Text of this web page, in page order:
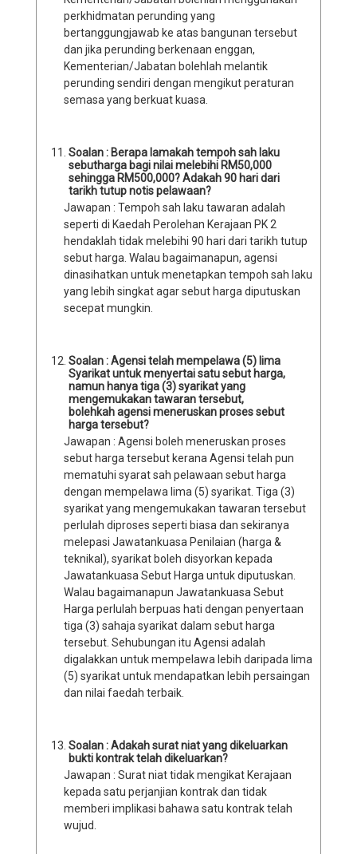
perkhidmatan perunding yang
bertanggungjawab ke atas bangunan tersebut
dan jika perunding berkenaan enggan,
Kementerian/Jabatan bolehlah melantik
perunding sendiri dengan mengikut peraturan
semasa yang berkuat kuasa.
Soalan : Berapa lamakah tempoh sah laku
sebutharga bagi nilai melebihi RM50,000
sehingga RM500,000? Adakah 90 hari dari
tarikh tutup notis pelawaan?
Jawapan : Tempoh sah laku tawaran adalah
seperti di Kaedah Perolehan Kerajaan PK 2
hendaklah tidak melebihi 90 hari dari tarikh tutup
sebut harga. Walau bagaimanapun, agensi
dinasihatkan untuk menetapkan tempoh sah laku
yang lebih singkat agar sebut harga diputuskan
secepat mungkin.
Soalan : Agensi telah mempelawa (5) lima
Syarikat untuk menyertai satu sebut harga,
namun hanya tiga (3) syarikat yang
mengemukakan tawaran tersebut,
bolehkah agensi meneruskan proses sebut
harga tersebut?
Jawapan : Agensi boleh meneruskan proses
sebut harga tersebut kerana Agensi telah pun
mematuhi syarat sah pelawaan sebut harga
dengan mempelawa lima (5) syarikat. Tiga (3)
syarikat yang mengemukakan tawaran tersebut
perlulah diproses seperti biasa dan sekiranya
melepasi Jawatankuasa Penilaian (harga &
teknikal), syarikat boleh disyorkan kepada
Jawatankuasa Sebut Harga untuk diputuskan.
Walau bagaimanapun Jawatankuasa Sebut
Harga perlulah berpuas hati dengan penyertaan
tiga (3) sahaja syarikat dalam sebut harga
tersebut. Sehubungan itu Agensi adalah
digalakkan untuk mempelawa lebih daripada lima
(5) syarikat untuk mendapatkan lebih persaingan
dan nilai faedah terbaik.
Soalan : Adakah surat niat yang dikeluarkan
bukti kontrak telah dikeluarkan?
Jawapan : Surat niat tidak mengikat Kerajaan
kepada satu perjanjian kontrak dan tidak
memberi implikasi bahawa satu kontrak telah
wujud.